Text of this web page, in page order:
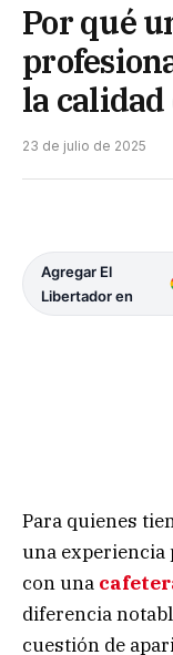
Por qué
la calidad
23 de julio de 2025
Agregar El
Libertador en
Para quienes
una
con una
diferencia
cuestión de